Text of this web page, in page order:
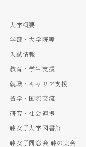
大学概要
学部・大学院等
入試情報
教育・学生支援
就職・キャリア支援
留学・国際交流
研究・社会連携
藤女子大学図書館
藤女子同窓会 藤の実会